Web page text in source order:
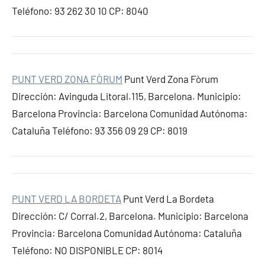
Teléfono: 93 262 30 10 CP: 8040
PUNT VERD ZONA FÒRUM Punt Verd Zona Fòrum
Dirección: Avinguda Litoral.115, Barcelona. Municipio:
Barcelona Provincia: Barcelona Comunidad Autónoma:
Cataluña Teléfono: 93 356 09 29 CP: 8019
PUNT VERD LA BORDETA Punt Verd La Bordeta
Dirección: C/ Corral.2, Barcelona. Municipio: Barcelona
Provincia: Barcelona Comunidad Autónoma: Cataluña
Teléfono: NO DISPONIBLE CP: 8014